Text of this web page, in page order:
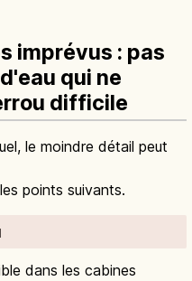
imprévus : pas
qui ne
difficile
le moindre détail peut
points suivants.
dans les cabines